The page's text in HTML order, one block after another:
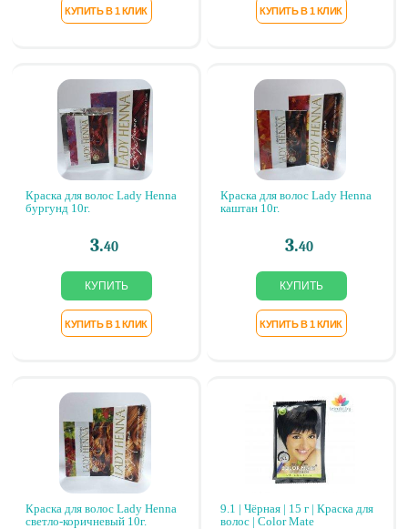
Краска для волос Lady Henna
бургунд 10г.
3.40
Краска для волос Lady Henna
каштан 10г.
3.40
Краска для волос Lady Henna
светло-коричневый 10г.
9.1 | Чёрная | 15 г | Краска для
волос | Color Mate